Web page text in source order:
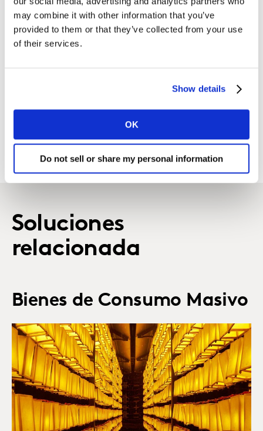
may combine it with other information that you’ve
provided to them or that they’ve collected from your use
of their services.
Show details
OK
Do not sell or share my personal information
Soluciones
relacionada
Bienes de Consumo Masivo